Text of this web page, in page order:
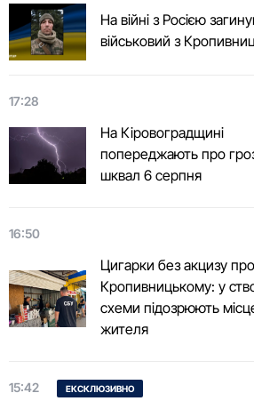
На війні з Росією
військовий з
17:28
На Кіровоградщині
попереджають про
шквал 6 серпня
16:50
Цигарки без акцизу
Кропивницькому: у
схеми підозрюють
жителя
15:42 ЕКСКЛЮЗИВНО